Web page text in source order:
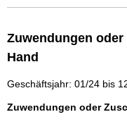
Zuwendungen
Hand
Geschäftsjahr: 01/24 bis
Zuwendungen oder